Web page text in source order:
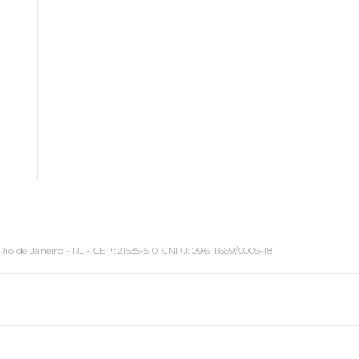
Janeiro - RJ - CEP: 21535-510. CNPJ: 09.611.669/0005-18